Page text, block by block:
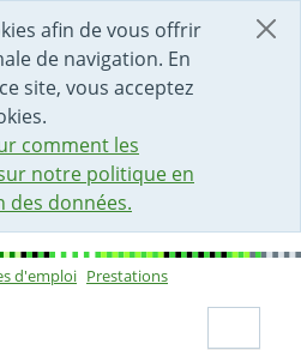
afin de vous offrir
de navigation. En
site, vous acceptez
comment les
notre politique en
données.
LA PAGE
d'emploi Prestations